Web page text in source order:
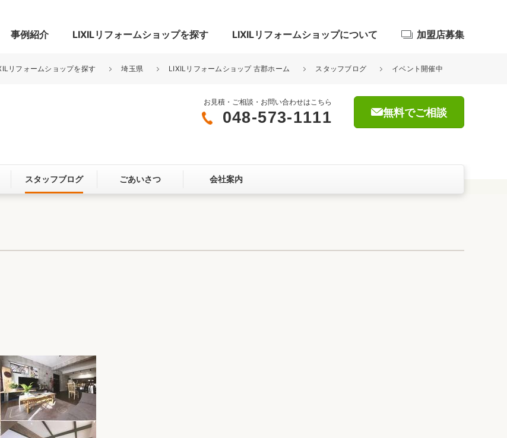
事例紹介
玄関まわり 門まわり 屋根・外壁
カースペース
LIXILリフォームショップを探す LIXILリフォームショップについて
お客さま満足度アンケート
ここちいい暮らしをつくる、価値・性能向上
リフォームお役立ち情報
おすすめ情報
加盟店募集
リフォームショップを探す 埼玉県 LIXILリフォームショップ 古郡ホーム スタッフブログ イベント開催中
お見積・ご相談・お問い合わせはこちら
048-573-1111 無料でご相談
スタッフブログ ごあいさつ 会社案内